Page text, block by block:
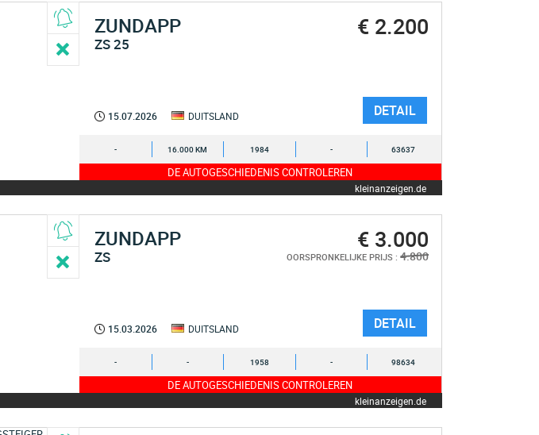
ZUNDAPP
ZS 25
€ 2.200
15.07.2026 DUITSLAND DETAIL
- 16.000 KM 1984 - 63637
DE AUTOGESCHIEDENIS CONTROLEREN
kleinanzeigen.de
ZUNDAPP
ZS
€ 3.000
OORSPRONKELIJKE PRIJS : 4.800
15.03.2026 DUITSLAND DETAIL
- - 1958 - 98634
DE AUTOGESCHIEDENIS CONTROLEREN
kleinanzeigen.de